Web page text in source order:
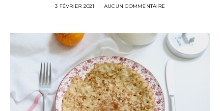
3 FÉVRIER 2021 AUCUN COMMENTAIRE